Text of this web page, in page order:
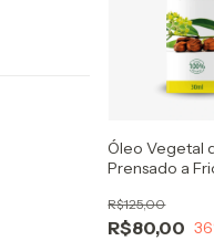
Óleo Vegetal
Prensado a
R$80,00
R$125,00
36